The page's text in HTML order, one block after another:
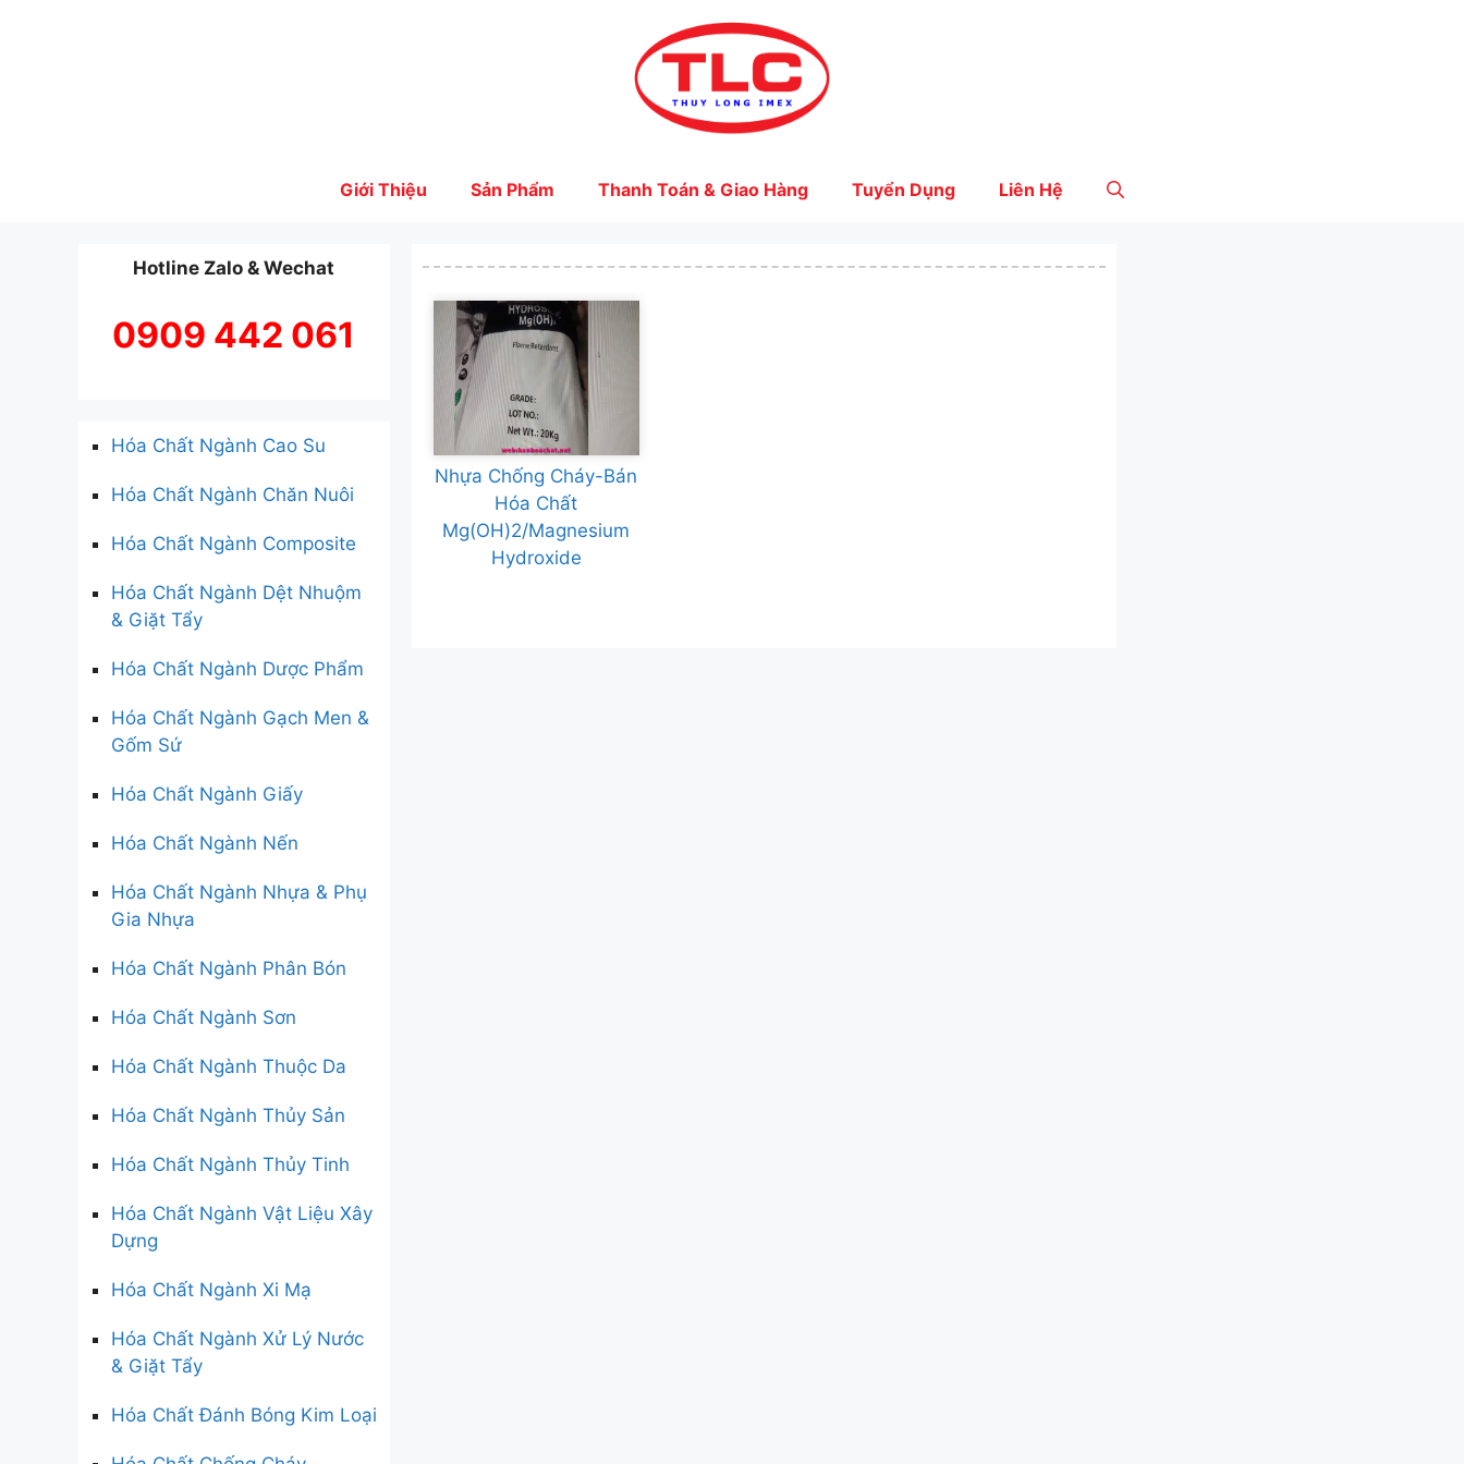
Giới Thiệu Sản Phẩm Thanh Toán & Giao Hàng Tuyển Dụng Liên Hệ
Nhựa Chống Cháy-Bán
Hóa Chất
Mg(OH)2/Magnesium
Hydroxide
Hotline Zalo & Wechat
0909 442 061
Hóa Chất Ngành Cao Su
Hóa Chất Ngành Chăn Nuôi
Hóa Chất Ngành Composite
Hóa Chất Ngành Dệt Nhuộm
& Giặt Tẩy
Hóa Chất Ngành Dược Phẩm
Hóa Chất Ngành Gạch Men &
Gốm Sứ
Hóa Chất Ngành Giấy
Hóa Chất Ngành Nến
Hóa Chất Ngành Nhựa & Phụ
Gia Nhựa
Hóa Chất Ngành Phân Bón
Hóa Chất Ngành Sơn
Hóa Chất Ngành Thuộc Da
Hóa Chất Ngành Thủy Sản
Hóa Chất Ngành Thủy Tinh
Hóa Chất Ngành Vật Liệu Xây
Dựng
Hóa Chất Ngành Xi Mạ
Hóa Chất Ngành Xử Lý Nước
& Giặt Tẩy
Hóa Chất Đánh Bóng Kim Loại